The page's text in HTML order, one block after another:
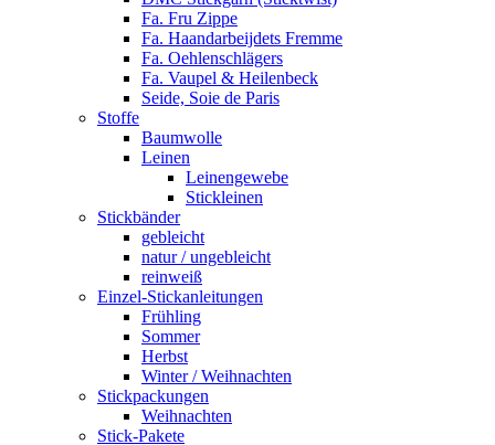
Fa. Fru Zippe
Fa. Haandarbeijdets Fremme
Fa. Oehlenschlägers
Fa. Vaupel & Heilenbeck
Seide, Soie de Paris
Stoffe
Baumwolle
Leinen
Leinengewebe
Stickleinen
Stickbänder
gebleicht
natur / ungebleicht
reinweiß
Einzel-Stickanleitungen
Frühling
Sommer
Herbst
Winter / Weihnachten
Stickpackungen
Weihnachten
Stick-Pakete